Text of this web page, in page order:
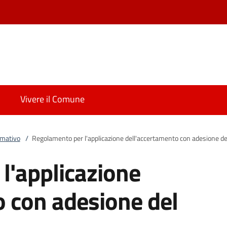
Vivere il Comune
/ Regolamento per l'applicazione dell'accertamento con adesione
adesione del